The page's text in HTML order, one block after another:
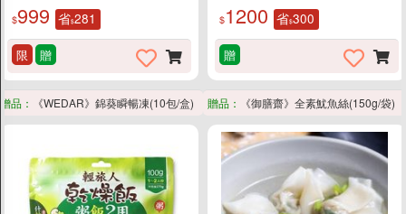
發票問題
海外訂購辦法
FAQ常見問題
常見問題
素易購LINE客服
$999 省$281
限 贈
贈品： 《WEDAR》錦葵瞬暢凍(10包/盒)
$1200 省$300
贈
贈品： 《御膳齋》全素魷魚絲(150g/袋)